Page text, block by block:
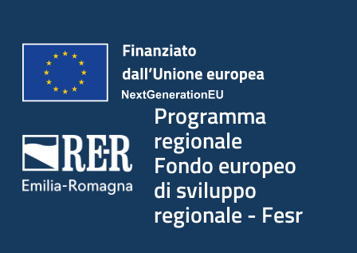
Programma
regionale
Fondo europeo
di sviluppo
regionale - Fesr